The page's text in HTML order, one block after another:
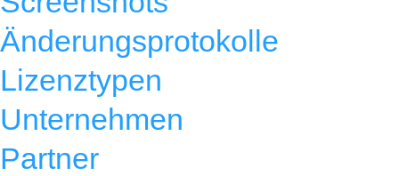
Änderungsprotokolle
Lizenztypen
Unternehmen
Partner